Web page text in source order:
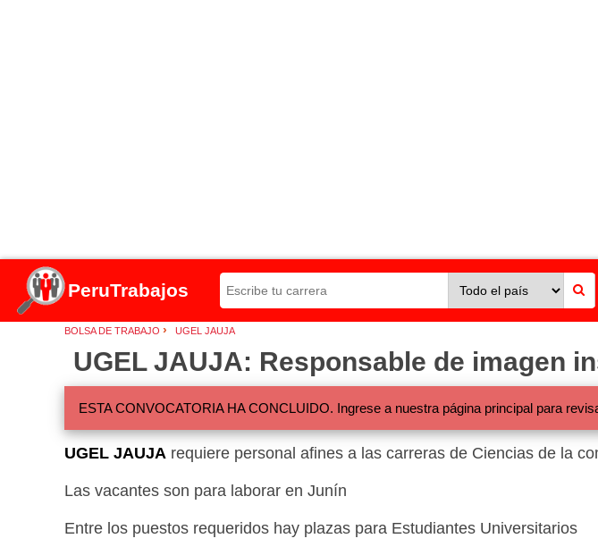
PeruTrabajos
BOLSA DE TRABAJO › UGEL JAUJA
UGEL JAUJA: Responsable de imagen
ESTA CONVOCATORIA HA CONCLUIDO. Ingrese a nuestra página principal para
UGEL JAUJA requiere personal afines a las carreras de Ciencias de la
Las vacantes son para laborar en Junín
Entre los puestos requeridos hay plazas para Estudiantes Universitarios